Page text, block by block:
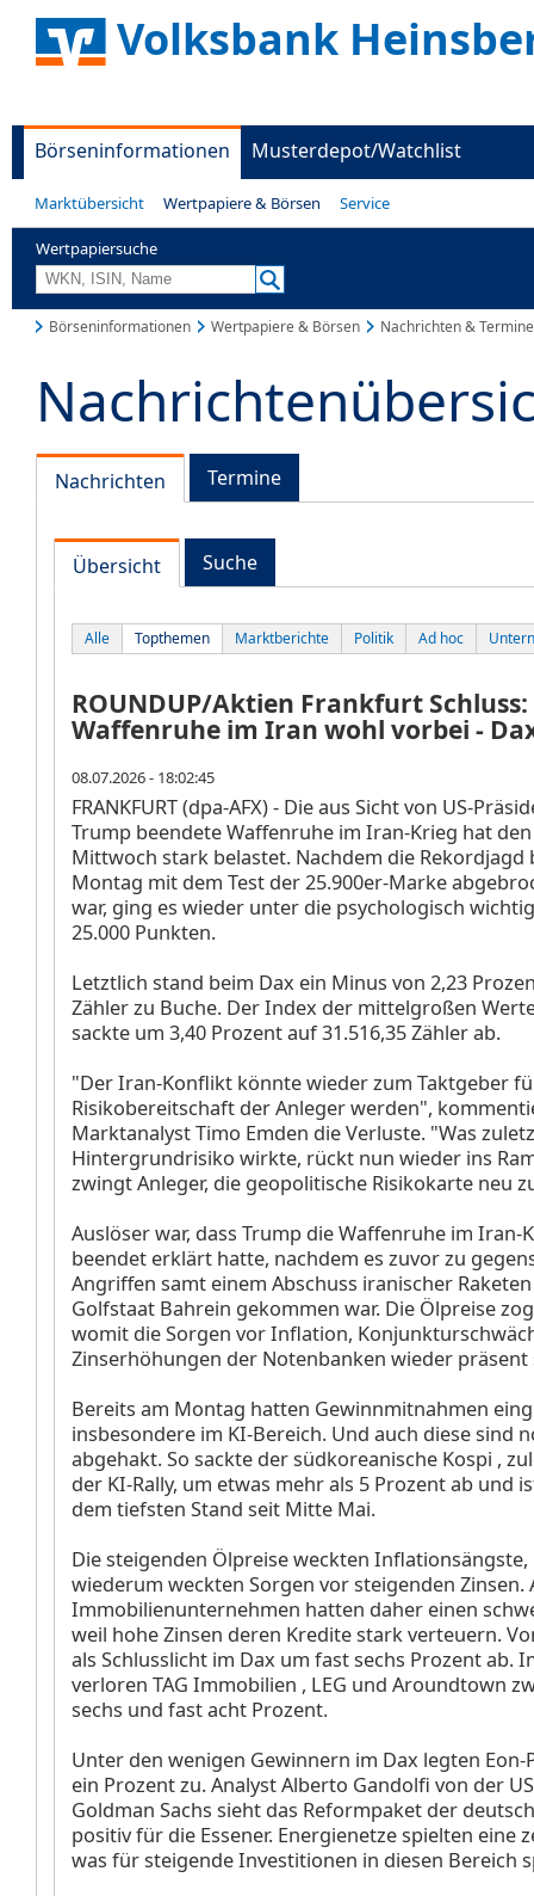
Volksbank
Börseninformationen Musterdepot/Watchlist
Marktübersicht Wertpapiere & Börsen Service
Wertpapiersuche
Börseninformationen Wertpapiere & Börsen Nachrichten & Termine
Nachrichten Termine
Übersicht Suche
Alle Topthemen Marktberichte Politik Ad hoc
ROUNDUP/Aktien Frankfurt Schluss:
Waffenruhe im Iran wohl vorbei -
08.07.2026 - 18:02:45
FRANKFURT (dpa-AFX) - Die aus Sicht von US-
Trump beendete Waffenruhe im Iran-Krieg hat
Mittwoch stark belastet. Nachdem die Rekordjagd
Montag mit dem Test der 25.900er-Marke
war, ging es wieder unter die psychologisch
25.000 Punkten.
Letztlich stand beim Dax ein Minus von 2,23
Zähler zu Buche. Der Index der mittelgroßen
sackte um 3,40 Prozent auf 31.516,35 Zähler ab.
"Der Iran-Konflikt könnte wieder zum Taktgeber
Risikobereitschaft der Anleger werden",
Marktanalyst Timo Emden die Verluste. "Was
Hintergrundrisiko wirkte, rückt nun wieder ins
zwingt Anleger, die geopolitische Risikokarte neu
Auslöser war, dass Trump die Waffenruhe im Iran-
beendet erklärt hatte, nachdem es zuvor zu
Angriffen samt einem Abschuss iranischer
Golfstaat Bahrein gekommen war. Die Ölpreise
womit die Sorgen vor Inflation,
Zinserhöhungen der Notenbanken wieder präsent
Bereits am Montag hatten Gewinnmitnahmen
insbesondere im KI-Bereich. Und auch diese sind
abgehakt. So sackte der südkoreanische Kospi ,
der KI-Rally, um etwas mehr als 5 Prozent ab und
dem tiefsten Stand seit Mitte Mai.
Die steigenden Ölpreise weckten Inflationsängste,
wiederum weckten Sorgen vor steigenden Zinsen.
Immobilienunternehmen hatten daher einen
weil hohe Zinsen deren Kredite stark verteuern.
als Schlusslicht im Dax um fast sechs Prozent ab.
verloren TAG Immobilien , LEG und Aroundtown
sechs und fast acht Prozent.
Unter den wenigen Gewinnern im Dax legten
ein Prozent zu. Analyst Alberto Gandolfi von der
Goldman Sachs sieht das Reformpaket der
positiv für die Essener. Energienetze spielten eine
was für steigende Investitionen in diesen Bereich